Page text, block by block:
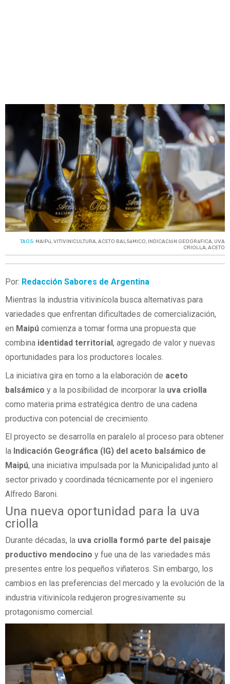
TAGS: MAIPú,VITIVINICULTURA,ACETO BALSáMICO, INDICACIóN GEOGRáFICA, UVA
CRIOLLA,ACETO
Por: Redacción Sabores de Argentina
Mientras la industria vitivinícola busca alternativas para
variedades que enfrentan dificultades de comercialización,
en Maipú comienza a tomar forma una propuesta que
combina identidad territorial , agregado de valor y nuevas
oportunidades para los productores locales.
La iniciativa gira en torno a la elaboración de aceto
balsámico y a la posibilidad de incorporar la uva criolla
como materia prima estratégica dentro de una cadena
productiva con potencial de crecimiento.
El proyecto se desarrolla en paralelo al proceso para obtener
la Indicación Geográfica (IG) del aceto balsámico de
Maipú, una iniciativa impulsada por la Municipalidad junto al
sector privado y coordinada técnicamente por el ingeniero
Alfredo Baroni.
Una nueva oportunidad para la uva
criolla
Durante décadas, la uva criolla formó parte del paisaje
productivo mendocino y fue una de las variedades más
presentes entre los pequeños viñateros. Sin embargo, los
cambios en las preferencias del mercado y la evolución de la
industria vitivinícola redujeron progresivamente su
protagonismo comercial.